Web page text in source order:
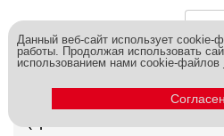
1 032.1 р.
Новинка
пл.конт.
Данный веб-сайт использует
работы. Продолжая использовать
использованием нами cookie-файлов
Согласен